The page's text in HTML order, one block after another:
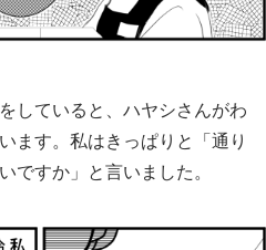
していると、ハヤシさんがわ
ます。私はきっぱりと「通り
ですか」と言いました。